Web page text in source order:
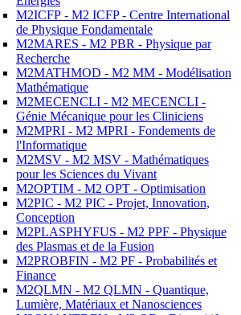
M2ICFP - M2 ICFP - Centre International
de Physique Fondamentale
M2MARES - M2 PBR - Physique par
Recherche
M2MATHMOD - M2 MM - Modélisation
Mathématique
M2MECENCLI - M2 MECENCLI -
Génie Mécanique pour les Cliniciens
M2MPRI - M2 MPRI - Fondements de
l'Informatique
M2MSV - M2 MSV - Mathématiques
pour les Sciences du Vivant
M2OPTIM - M2 OPT - Optimisation
M2PIC - M2 PIC - Projet, Innovation,
Conception
M2PLASPHYFUS - M2 PPF - Physique
des Plasmas et de la Fusion
M2PROBFIN - M2 PF - Probabilités et
Finance
M2QLMN - M2 QLMN - Quantique,
Lumière, Matériaux et Nanosciences